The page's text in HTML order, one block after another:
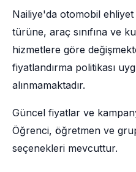
Nailiye'da otomobil ehliyet
türüne, araç sınıfına ve
hizmetlere göre
fiyatlandırma politikası
alınmamaktadır.
Güncel fiyatlar ve
Öğrenci, öğretmen ve
seçenekleri mevcuttur.